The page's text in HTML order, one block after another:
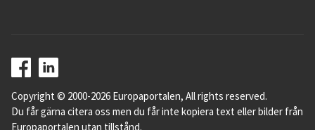
Copyright © 2000-2026 Europaportalen, All rights reserved.
Du får gärna citera oss men du får inte kopiera text eller bilder från
Europaportalen utan tillstånd.